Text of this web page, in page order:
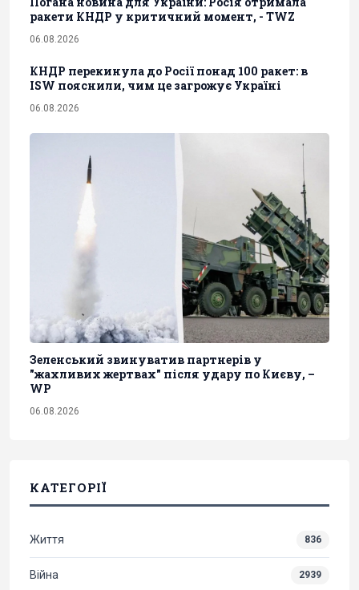
ракети КНДР у критичний момент, - TWZ
06.08.2026
КНДР перекинула до Росії понад 100 ракет: в
ISW пояснили, чим це загрожує Україні
06.08.2026
Зеленський звинуватив партнерів у
"жахливих жертвах" після удару по Києву, –
WP
06.08.2026
КАТЕГОРІЇ
Життя 836
Війна 2939